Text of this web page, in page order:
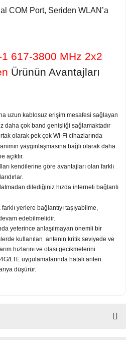
COM Port, Seriden WLAN’a
617-3800 MHz 2x2
Ürünün Avantajları
uzun kablosuz erişim mesafesi sağlayan
daha çok band genişliği sağlamaktadır
olarak pek çok Wi-Fi cihazlarında
yaygınlaşmasına bağlı olarak daha
açıktır.
kendilerine göre avantajları olan farklı
dilediğiniz hızda interneti bağlantı
yerlere bağlantıyı taşıyabilme,
edebilmelidir.
yeterince anlaşılmayan önemli bir
kullanılan antenin kritik seviyede ve
hızlarını ve olası gecikmelerini
LTE uygulamalarında hatalı anten
düşürür.